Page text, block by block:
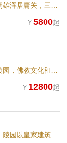
背靠巍峨燕山，面朝雄浑居庸关，三面环山，环抱自然之美
￥5800起
￥ 12800起
最大的平川式墓园，陵园以皇家建筑风格为载体吸取现代园林艺术之精华。